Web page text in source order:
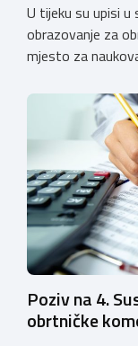
U tijeku su upisi u
obrazovanje za
mjesto za
koji još nemaju
licenciranja kako
kvalitetno i
istodobno ulagali
Poziv na 4.
obrtničke